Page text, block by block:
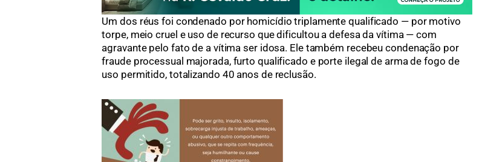
Um dos réus foi condenado por homicídio triplamente qualificado — por motivo
torpe, meio cruel e uso de recurso que dificultou a defesa da vítima — com
agravante pelo fato de a vítima ser idosa. Ele também recebeu condenação por
fraude processual majorada, furto qualificado e porte ilegal de arma de fogo de
uso permitido, totalizando 40 anos de reclusão.